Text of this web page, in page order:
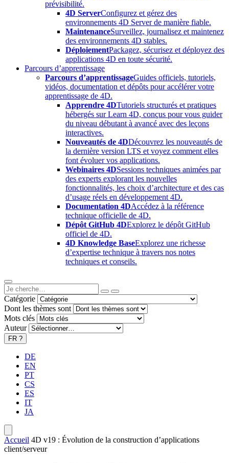
prévisibilité.
4D ServerConfigurez et gérez des
environnements 4D Server de manière fiable.
MaintenanceSurveillez, journalisez et maintenez
des environnements 4D stables.
DéploiementPackagez, sécurisez et déployez des
applications 4D en toute sécurité.
Parcours d’apprentissage
Parcours d’apprentissageGuides officiels, tutoriels,
vidéos, documentation et dépôts pour accélérer votre
apprentissage de 4D.
Apprendre 4DTutoriels structurés et pratiques
hébergés sur Learn 4D, conçus pour vous guider
du niveau débutant à avancé avec des leçons
interactives.
Nouveautés de 4DDécouvrez les nouveautés de
la dernière version LTS et voyez comment elles
font évoluer vos applications.
Webinaires 4DSessions techniques animées par
des experts explorant les nouvelles
fonctionnalités, les choix d’architecture et des cas
d’usage réels en développement 4D.
Documentation 4DAccédez à la référence
technique officielle de 4D.
Dépôt GitHub 4DExplorez le dépôt GitHub
officiel de 4D.
4D Knowledge BaseExplorez une richesse
d’expertise technique à travers nos notes
techniques et conseils.
Catégorie
Dont les thèmes sont
Mots clés
Auteur
FR ?
DE
EN
PT
CS
ES
IT
JA
Accueil 4D v19 : Évolution de la construction d’applications
client/serveur